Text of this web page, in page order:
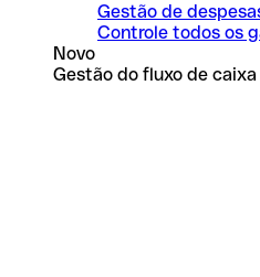
Gestão de
Controle todos os
Novo
Gestão do fluxo de caixa